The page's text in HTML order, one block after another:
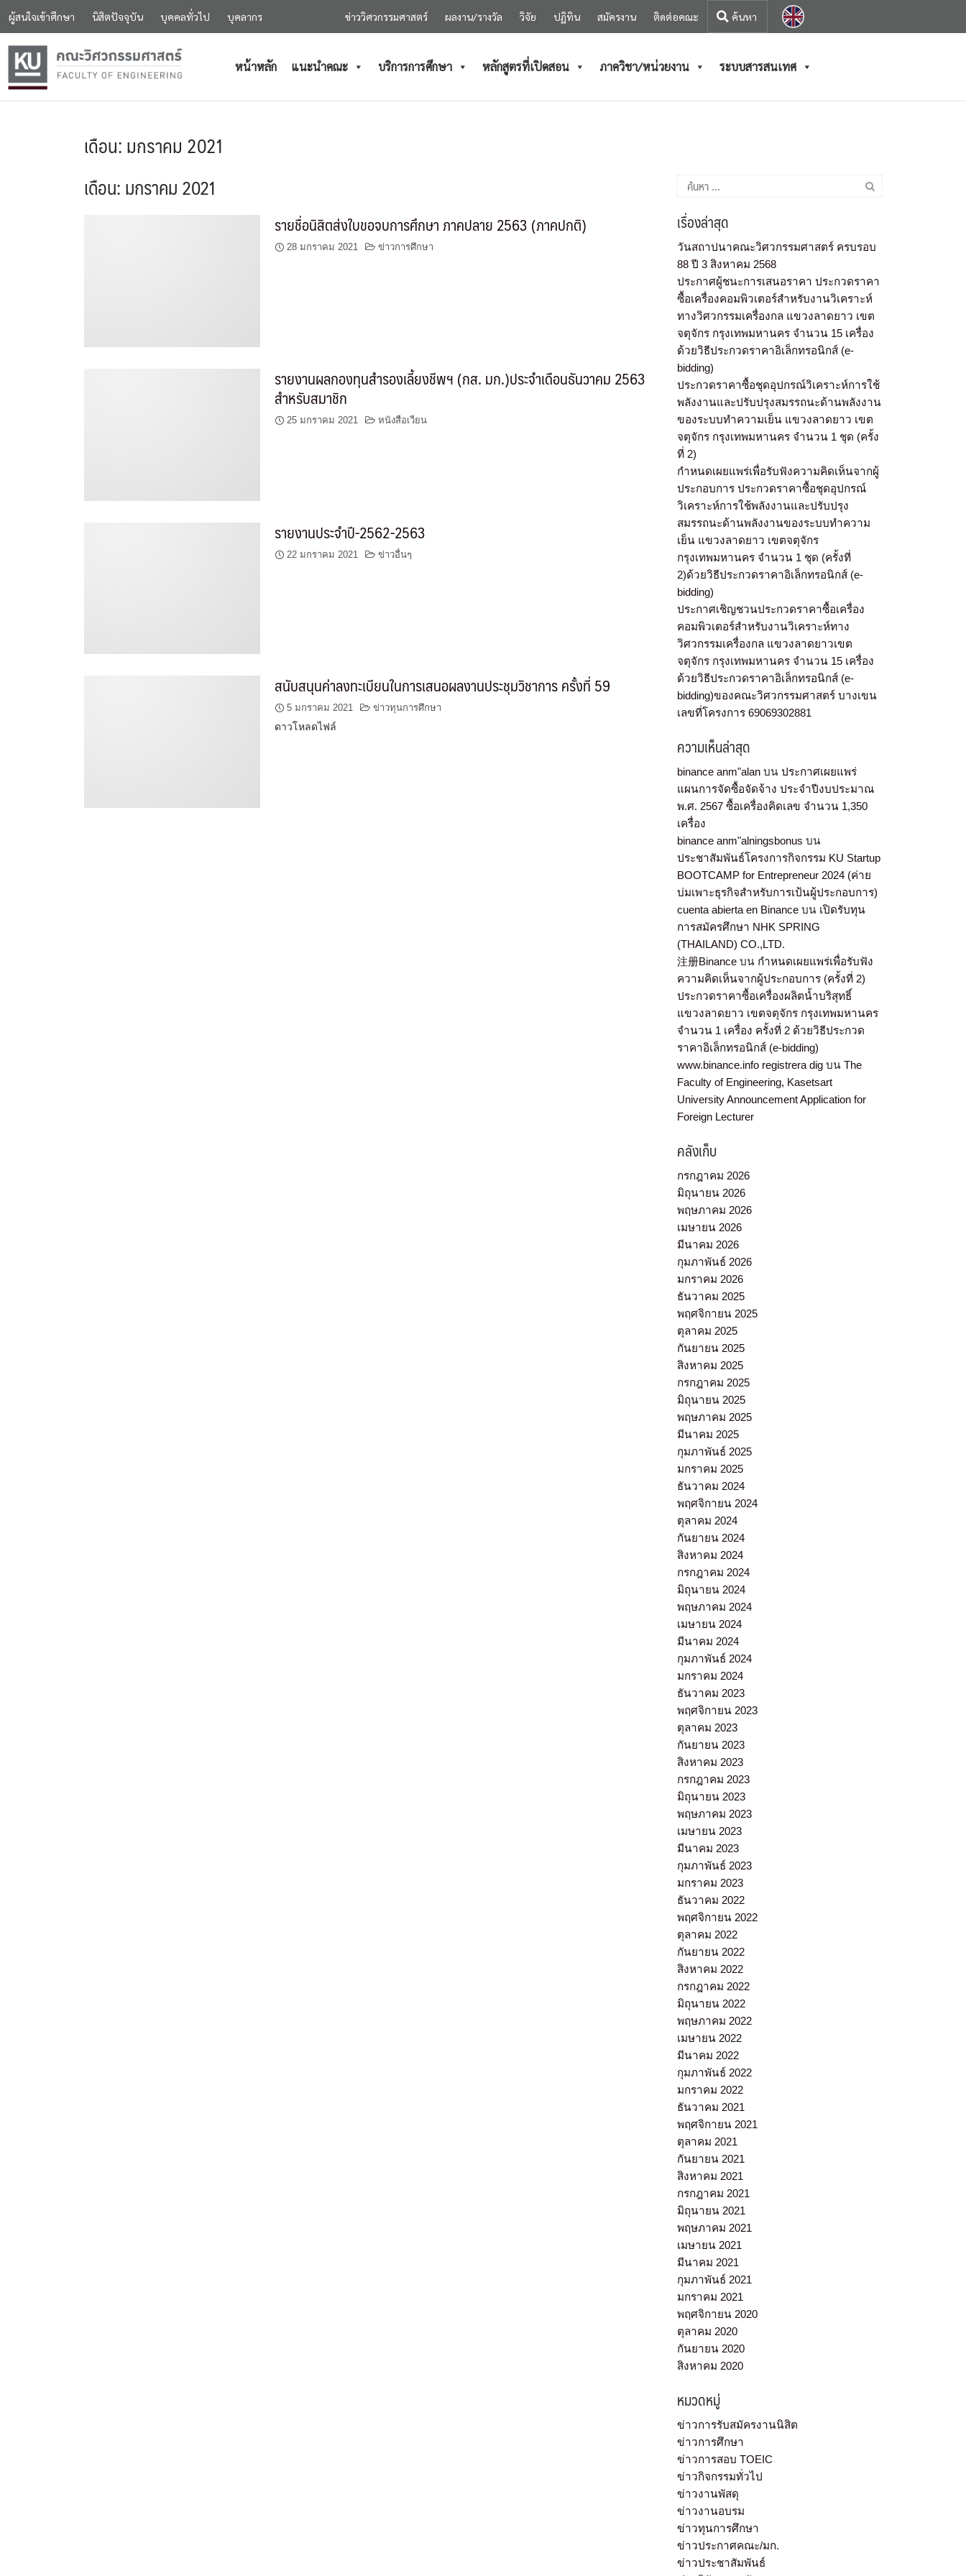
ผู้สนใจเข้าศึกษา นิสิตปัจจุบัน บุคคลทั่วไป บุคลากร ข่าววิศวกรรมศาสตร์ ผลงาน/รางวัล วิจัย ปฏิทิน สมัครงาน ติดต่อคณะ
หน้าหลัก แนะนำคณะ บริการการศึกษา หลักสูตรที่เปิดสอน ภาควิชา/หน่วยงาน ระบบสารสนเทศ
เดือน:มกราคม 2021
เดือน:มกราคม 2021
รายชื่อนิสิตส่งใบขอจบการศึกษา ภาคปลาย 2563 (ภาคปกติ)
28 มกราคม 2021 ข่าวการศึกษา
รายงานผลกองทุนสำรองเลี้ยงชีพฯ (กส. มก.)ประจำเดือนธันวาคม 2563
สำหรับสมาชิก
25 มกราคม 2021 หนังสือเวียน
รายงานประจำปี-2562-2563
22 มกราคม 2021 ข่าวอื่นๆ
สนับสนุนค่าลงทะเบียนในการเสนอผลงานประชุมวิชาการ ครั้งที่ 59
5 มกราคม 2021 ข่าวทุนการศึกษา
ดาวโหลดไฟล์
เรื่องล่าสุด
วันสถาปนาคณะวิศวกรรมศาสตร์ ครบรอบ
88 ปี 3 สิงหาคม 2568
ประกาศผู้ชนะการเสนอราคา ประกวดราคา
ซื้อเครื่องคอมพิวเตอร์สำหรับงานวิเคราะห์
ทางวิศวกรรมเครื่องกล แขวงลาดยาว เขต
จตุจักร กรุงเทพมหานคร จำนวน 15 เครื่อง
ด้วยวิธีประกวดราคาอิเล็กทรอนิกส์ (e-
bidding)
ประกวดราคาซื้อชุดอุปกรณ์วิเคราะห์การใช้
พลังงานและปรับปรุงสมรรถนะด้านพลังงาน
ของระบบทำความเย็น แขวงลาดยาว เขต
จตุจักร กรุงเทพมหานคร จำนวน 1 ชุด (ครั้ง
ที่ 2)
กำหนดเผยแพร่เพื่อรับฟังความคิดเห็นจากผู้
ประกอบการ ประกวดราคาซื้อชุดอุปกรณ์
วิเคราะห์การใช้พลังงานและปรับปรุง
สมรรถนะด้านพลังงานของระบบทำความ
เย็น แขวงลาดยาว เขตจตุจักร
กรุงเทพมหานคร จำนวน 1 ชุด (ครั้งที่
2)ด้วยวิธีประกวดราคาอิเล็กทรอนิกส์ (e-
bidding)
ประกาศเชิญชวนประกวดราคาซื้อเครื่อง
คอมพิวเตอร์สำหรับงานวิเคราะห์ทาง
วิศวกรรมเครื่องกล แขวงลาดยาวเขต
จตุจักร กรุงเทพมหานคร จำนวน 15 เครื่อง
ด้วยวิธีประกวดราคาอิเล็กทรอนิกส์ (e-
bidding)ของคณะวิศวกรรมศาสตร์ บางเขน
เลขที่โครงการ 69069302881
ความเห็นล่าสุด
binance anm"alan บนประกาศเผยแพร่
แผนการจัดซื้อจัดจ้าง ประจำปีงบประมาณ
พ.ศ. 2567 ซื้อเครื่องคิดเลข จำนวน 1,350
เครื่อง
binance anm"alningsbonus บน
ประชาสัมพันธ์โครงการกิจกรรม KU Startup
BOOTCAMP for Entrepreneur 2024 (ค่าย
บ่มเพาะธุรกิจสำหรับการเป้นผู้ประกอบการ)
cuenta abierta en Binance บน เปิดรับทุน
การสมัครศึกษา NHK SPRING
(THAILAND) CO.,LTD.
注册Binance บน กำหนดเผยแพร่เพื่อรับฟัง
ความคิดเห็นจากผู้ประกอบการ (ครั้งที่ 2)
ประกวดราคาซื้อเครื่องผลิตน้ำบริสุทธิ์
แขวงลาดยาว เขตจตุจักร กรุงเทพมหานคร
จำนวน 1 เครื่อง ครั้งที่ 2 ด้วยวิธีประกวด
ราคาอิเล็กทรอนิกส์ (e-bidding)
www.binance.info registrera dig บนThe
Faculty of Engineering, Kasetsart
University Announcement Application for
Foreign Lecturer
คลังเก็บ
กรกฎาคม 2026
มิถุนายน 2026
พฤษภาคม 2026
เมษายน 2026
มีนาคม 2026
กุมภาพันธ์ 2026
มกราคม 2026
ธันวาคม 2025
พฤศจิกายน 2025
ตุลาคม 2025
กันยายน 2025
สิงหาคม 2025
กรกฎาคม 2025
มิถุนายน 2025
พฤษภาคม 2025
มีนาคม 2025
กุมภาพันธ์ 2025
มกราคม 2025
ธันวาคม 2024
พฤศจิกายน 2024
ตุลาคม 2024
กันยายน 2024
สิงหาคม 2024
กรกฎาคม 2024
มิถุนายน 2024
พฤษภาคม 2024
เมษายน 2024
มีนาคม 2024
กุมภาพันธ์ 2024
มกราคม 2024
ธันวาคม 2023
พฤศจิกายน 2023
ตุลาคม 2023
กันยายน 2023
สิงหาคม 2023
กรกฎาคม 2023
มิถุนายน 2023
พฤษภาคม 2023
เมษายน 2023
มีนาคม 2023
กุมภาพันธ์ 2023
มกราคม 2023
ธันวาคม 2022
พฤศจิกายน 2022
ตุลาคม 2022
กันยายน 2022
สิงหาคม 2022
กรกฎาคม 2022
มิถุนายน 2022
พฤษภาคม 2022
เมษายน 2022
มีนาคม 2022
กุมภาพันธ์ 2022
มกราคม 2022
ธันวาคม 2021
พฤศจิกายน 2021
ตุลาคม 2021
กันยายน 2021
สิงหาคม 2021
กรกฎาคม 2021
มิถุนายน 2021
พฤษภาคม 2021
เมษายน 2021
มีนาคม 2021
กุมภาพันธ์ 2021
มกราคม 2021
พฤศจิกายน 2020
ตุลาคม 2020
กันยายน 2020
สิงหาคม 2020
หมวดหมู่
ข่าวการรับสมัครงานนิสิต
ข่าวการศึกษา
ข่าวการสอบ TOEIC
ข่าวกิจกรรมทั่วไป
ข่าวงานพัสดุ
ข่าวงานอบรม
ข่าวทุนการศึกษา
ข่าวประกาศคณะ/มก.
ข่าวประชาสัมพันธ์